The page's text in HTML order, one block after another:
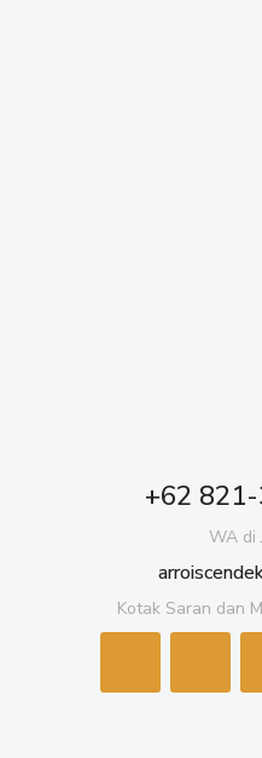
+62
WA di
Kotak Saran dan